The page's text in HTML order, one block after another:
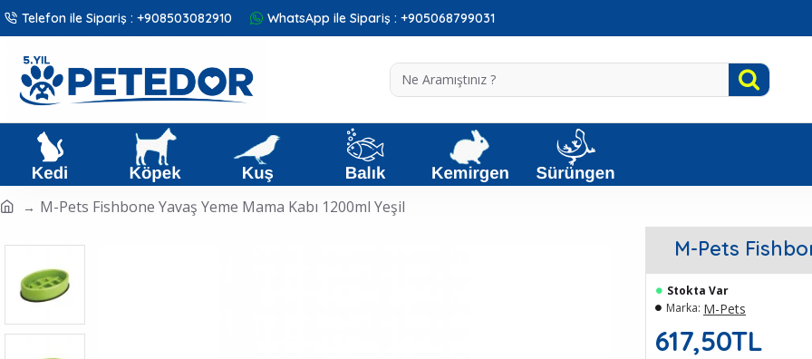
Telefon ile Sipariş : +908503082910 WhatsApp ile Sipariş : +905068799031
M-Pets Fishbone Yavaş Yeme Mama Kabı 1200ml Yeşil
M-Pets
617,50TL
Stokta Var
Marka: M-Pets